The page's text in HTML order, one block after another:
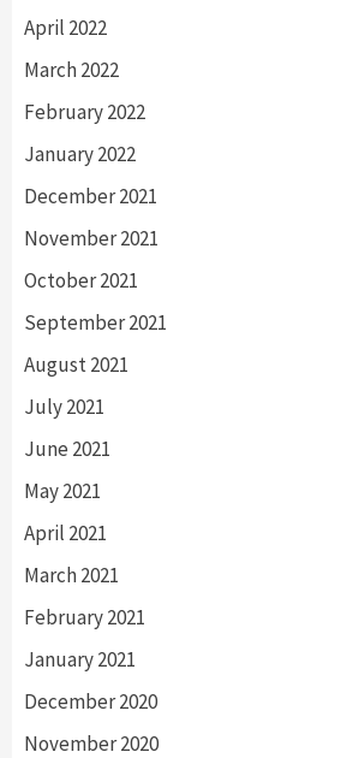
April 2022
March 2022
February 2022
January 2022
December 2021
November 2021
October 2021
September 2021
August 2021
July 2021
June 2021
May 2021
April 2021
March 2021
February 2021
January 2021
December 2020
November 2020